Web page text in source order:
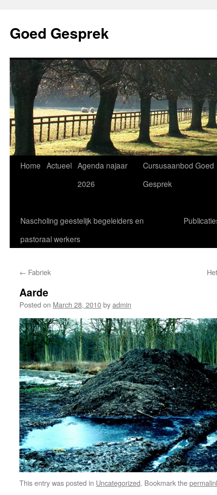
content
Goed Gesprek
Home Actueel Agenda najaar
2026
Cursusaanbod Goed
Gesprek
Nascholing geestelijk begeleiders en
pastoraal werkers
← Fabriek
Aarde
Posted on March 28, 2010byadmin
This entry was posted in Uncategorized. Bookmark the